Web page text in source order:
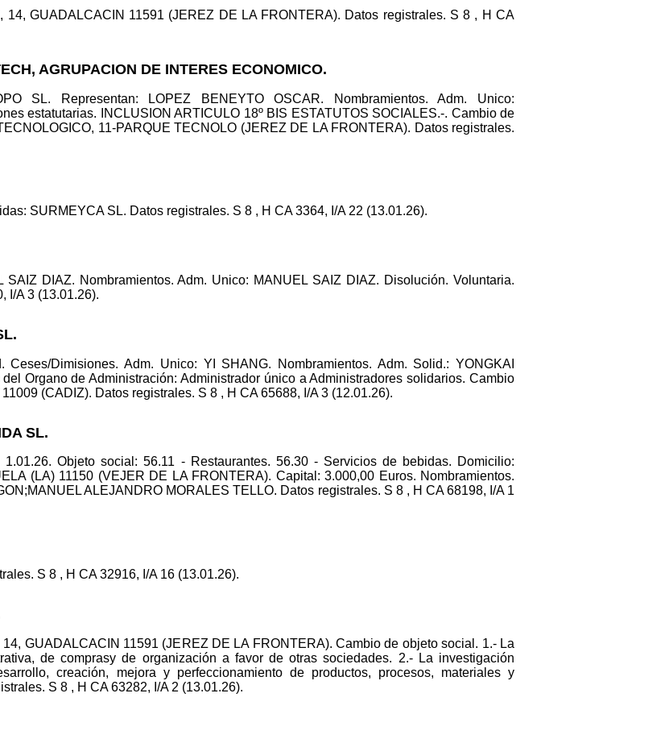
GUADALCACIN 11591 (JEREZ DE LA FRONTERA). Datos registrales. S 8 , H CA
AGRUPACION DE INTERES ECONOMICO.
SL. Representan: LOPEZ BENEYTO OSCAR. Nombramientos. Adm. Unico:
estatutarias. INCLUSION ARTICULO 18º BIS ESTATUTOS SOCIALES.-. Cambio de
11-PARQUE TECNOLO (JEREZ DE LA FRONTERA). Datos registrales.
SURMEYCA SL. Datos registrales. S 8 , H CA 3364, I/A 22 (13.01.26).
DIAZ. Nombramientos. Adm. Unico: MANUEL SAIZ DIAZ. Disolución. Voluntaria.
I/A 3 (13.01.26).
Dimisiones. Adm. Unico: YI SHANG. Nombramientos. Adm. Solid.: YONGKAI
Organo de Administración: Administrador único a Administradores solidarios. Cambio
(CADIZ). Datos registrales. S 8 , H CA 65688, I/A 3 (12.01.26).
SL.
Objeto social: 56.11 - Restaurantes. 56.30 - Servicios de bebidas. Domicilio:
(LA) 11150 (VEJER DE LA FRONTERA). Capital: 3.000,00 Euros. Nombramientos.
ALEJANDRO MORALES TELLO. Datos registrales. S 8 , H CA 68198, I/A 1
S 8 , H CA 32916, I/A 16 (13.01.26).
GUADALCACIN 11591 (JEREZ DE LA FRONTERA). Cambio de objeto social. 1.- La
de comprasy de organización a favor de otras sociedades. 2.- La investigación
creación, mejora y perfeccionamiento de productos, procesos, materiales y
S 8 , H CA 63282, I/A 2 (13.01.26).